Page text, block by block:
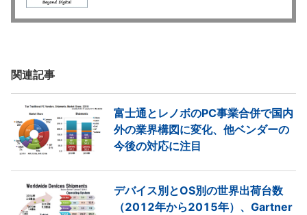
関連記事
富士通とレノボのPC事業合併で国内
外の業界構図に変化、他ベンダーの
今後の対応に注目
デバイス別とOS別の世界出荷台数
（2012年から2015年）、Gartner